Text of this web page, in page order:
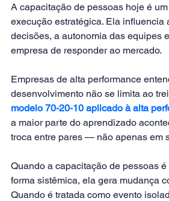
A capacitação de pessoas hoje é
execução estratégica. Ela influencia
decisões, a autonomia das equipes
empresa de responder ao mercado.
Empresas de alta performance
desenvolvimento não se limita ao
modelo 70-20-10 aplicado à alta
a maior parte do aprendizado
troca entre pares — não apenas em
Quando a capacitação de pessoas
forma sistêmica, ela gera mudança
Quando é tratada como evento